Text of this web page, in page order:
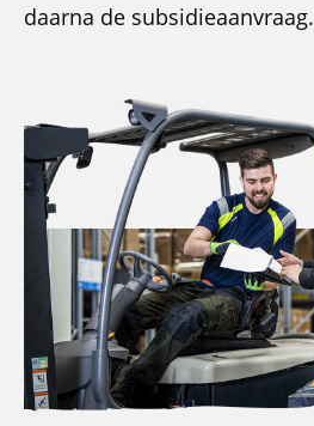
daarna de subsidieaanvraag.